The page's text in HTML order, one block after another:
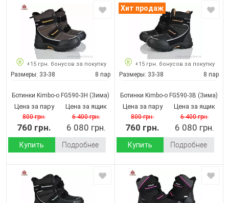
+15 грн. бонусов за покупку
Размеры: 33-38 8 пар
Ботинки Kimbo-o FG590-3H (Зима)
Цена за пару
800 грн.
760 грн.
Цена за ящик
6 400 грн.
6 080 грн.
Купить Подробнее
Хит продаж
+15 грн. бонусов за покупку
Размеры: 33-38 8 пар
Ботинки Kimbo-o FG590-3B (Зима)
Цена за пару
800 грн.
760 грн.
Цена за ящик
6 400 грн.
6 080 грн.
Купить Подробнее